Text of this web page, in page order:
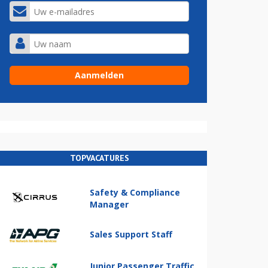
TOPVACATURES
Safety & Compliance
Manager
Sales Support Staff